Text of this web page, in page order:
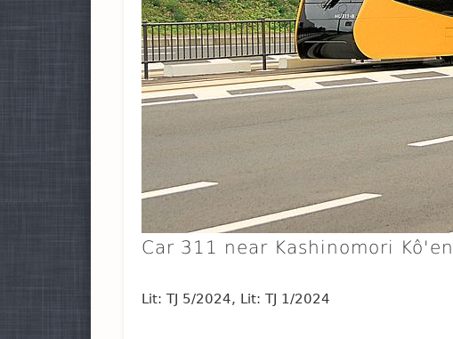
Car 311 near Kashinomori
Lit: TJ 5/2024, Lit: TJ 1/2024